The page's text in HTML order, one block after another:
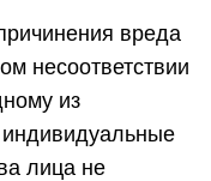
вреда
несоответствии
из
индивидуальные
лица не